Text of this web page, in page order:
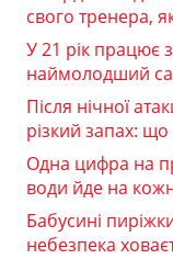
свого тренера,
У 21 рік
наймолодший
Після нічної
різкий запах:
Одна цифра на
води йде на
Бабусині
небезпека